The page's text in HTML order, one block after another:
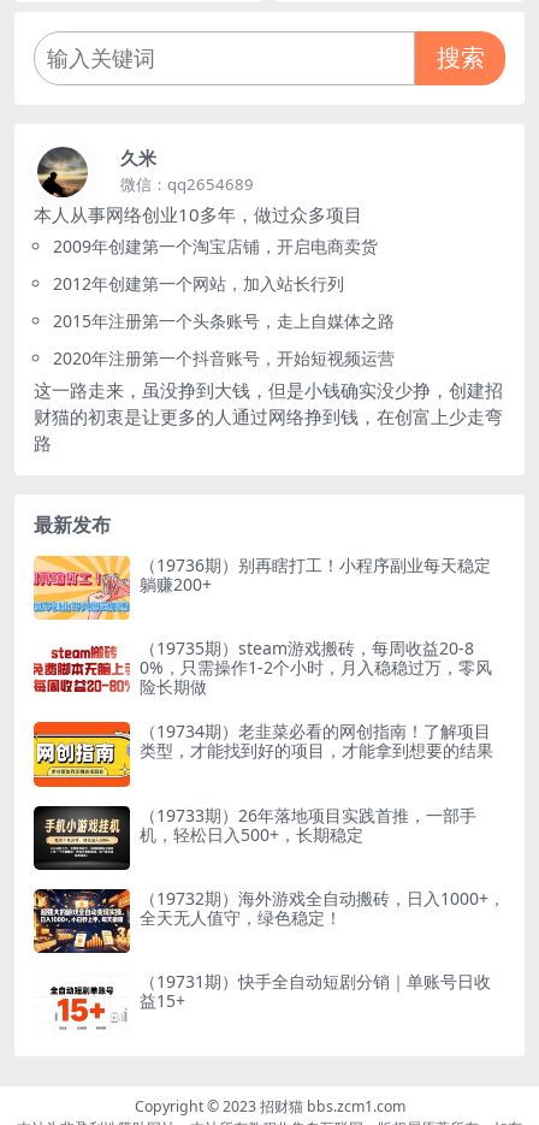
搜索
久米
微信：qq2654689
本人从事网络创业10多年，做过众多项目
2009年创建第一个淘宝店铺，开启电商卖货
2012年创建第一个网站，加入站长行列
2015年注册第一个头条账号，走上自媒体之路
2020年注册第一个抖音账号，开始短视频运营
这一路走来，虽没挣到大钱，但是小钱确实没少挣，创建招
财猫的初衷是让更多的人通过网络挣到钱，在创富上少走弯
路
最新发布
（19736期）别再瞎打工！小程序副业每天稳定
躺赚200+
（19735期）steam游戏搬砖，每周收益20-8
0%，只需操作1-2个小时，月入稳稳过万，零风
险长期做
（19734期）老韭菜必看的网创指南！了解项目
类型，才能找到好的项目，才能拿到想要的结果
（19733期）26年落地项目实践首推，一部手
机，轻松日入500+，长期稳定
（19732期）海外游戏全自动搬砖，日入1000+，
全天无人值守，绿色稳定！
（19731期）快手全自动短剧分销｜单账号日收
益15+
Copyright © 2023 招财猫 bbs.zcm1.com